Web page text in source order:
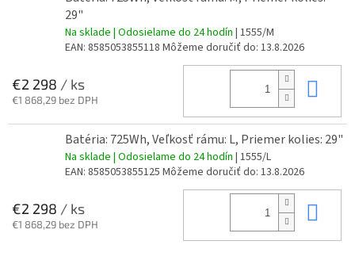
29"
Na sklade | Odosielame do 24 hodín | 1555/M
EAN: 8585053855118 Môžeme doručiť do: 13.8.2026
€2 298 / ks
€1 868,29 bez DPH
Batéria: 725Wh, Veľkosť rámu: L, Priemer kolies: 29"
Na sklade | Odosielame do 24 hodín | 1555/L
EAN: 8585053855125 Môžeme doručiť do: 13.8.2026
€2 298 / ks
€1 868,29 bez DPH